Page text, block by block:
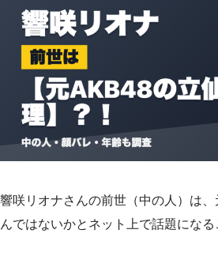
響咲リオナさんの前世（中の人）は
んではないかとネット上で話題になる